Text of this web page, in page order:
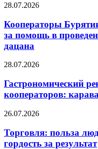
28.07.2026
Кооператоры
за помощь в
дацана
28.07.2026
Гастрономический
кооператоров:
26.07.2026
Торговля: польза
гордость за результат